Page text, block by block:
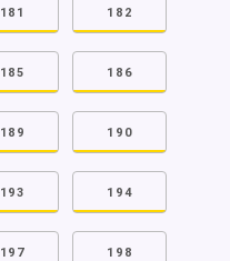
181 182
185 186
189 190
193 194
197 198